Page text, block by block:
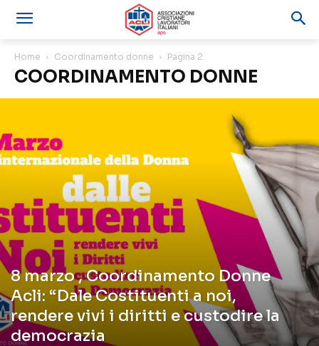
Home Coordinamento donne Pagina 2
COORDINAMENTO DONNE
8 marzo , Coordinamento Donne
Acli: “Dale Costituenti a noi,
rendere vivi i diritti e custodire la
democrazia